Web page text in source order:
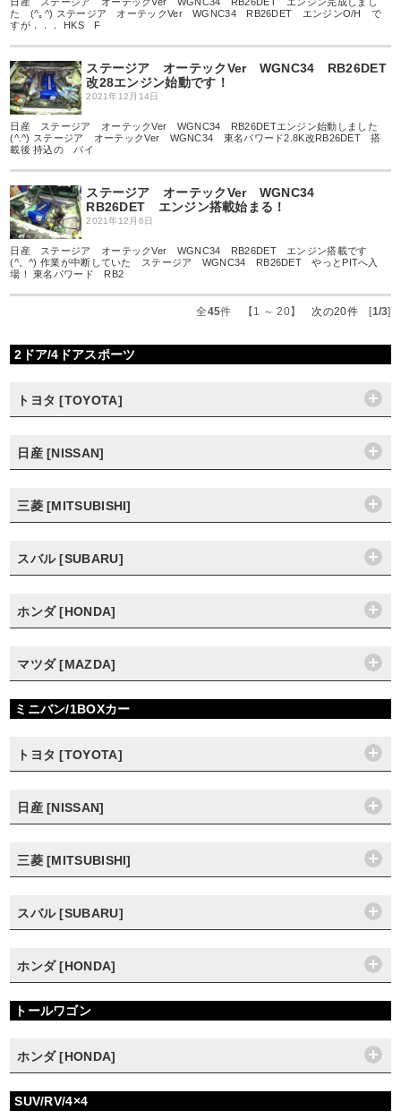
た (^｡^) ステージア オーテックVer WGNC34 RB26DET エンジンO/H で
すが．．． HKS F
ステージア オーテックVer WGNC34 RB26DET
改28エンジン始動です！
2021年12月14日
日産 ステージア オーテックVer WGNC34 RB26DETエンジン始動しました
(^.^) ステージア オーテックVer WGNC34 東名パワード2.8K改RB26DET 搭
載後 持込の パイ
ステージア オーテックVer WGNC34
RB26DET エンジン搭載始まる！
2021年12月6日
日産 ステージア オーテックVer WGNC34 RB26DET エンジン搭載です
(^。^) 作業が中断していた ステージア WGNC34 RB26DET やっとPITへ入
場！ 東名パワード RB2
全45件 【1 ～ 20】 次の20件[1/3]
2ドア/4ドアスポーツ
トヨタ [TOYOTA]
日産 [NISSAN]
三菱 [MITSUBISHI]
スバル [SUBARU]
ホンダ [HONDA]
マツダ [MAZDA]
ミニバン/1BOXカー
トヨタ [TOYOTA]
日産 [NISSAN]
三菱 [MITSUBISHI]
スバル [SUBARU]
ホンダ [HONDA]
トールワゴン
ホンダ [HONDA]
SUV/RV/4×4